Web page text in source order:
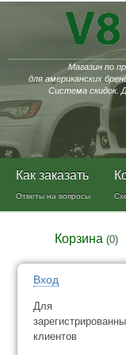
Магазин по
для американских
Система скидок.
Как заказать
Ответы на вопросы
Корзина (0)
Вход
Для
клиентов